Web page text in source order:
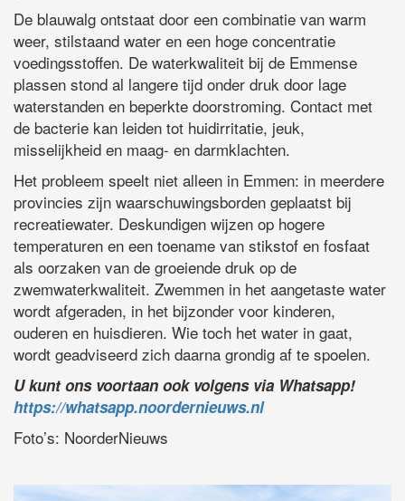
De blauwalg ontstaat door een combinatie van warm
weer, stilstaand water en een hoge concentratie
voedingsstoffen. De waterkwaliteit bij de Emmense
plassen stond al langere tijd onder druk door lage
waterstanden en beperkte doorstroming. Contact met
de bacterie kan leiden tot huidirritatie, jeuk,
misselijkheid en maag- en darmklachten.
Het probleem speelt niet alleen in Emmen: in meerdere
provincies zijn waarschuwingsborden geplaatst bij
recreatiewater. Deskundigen wijzen op hogere
temperaturen en een toename van stikstof en fosfaat
als oorzaken van de groeiende druk op de
zwemwaterkwaliteit. Zwemmen in het aangetaste water
wordt afgeraden, in het bijzonder voor kinderen,
ouderen en huisdieren. Wie toch het water in gaat,
wordt geadviseerd zich daarna grondig af te spoelen.
U kunt ons voortaan ook volgens via Whatsapp!
https://whatsapp.noordernieuws.nl
Foto’s: NoorderNieuws